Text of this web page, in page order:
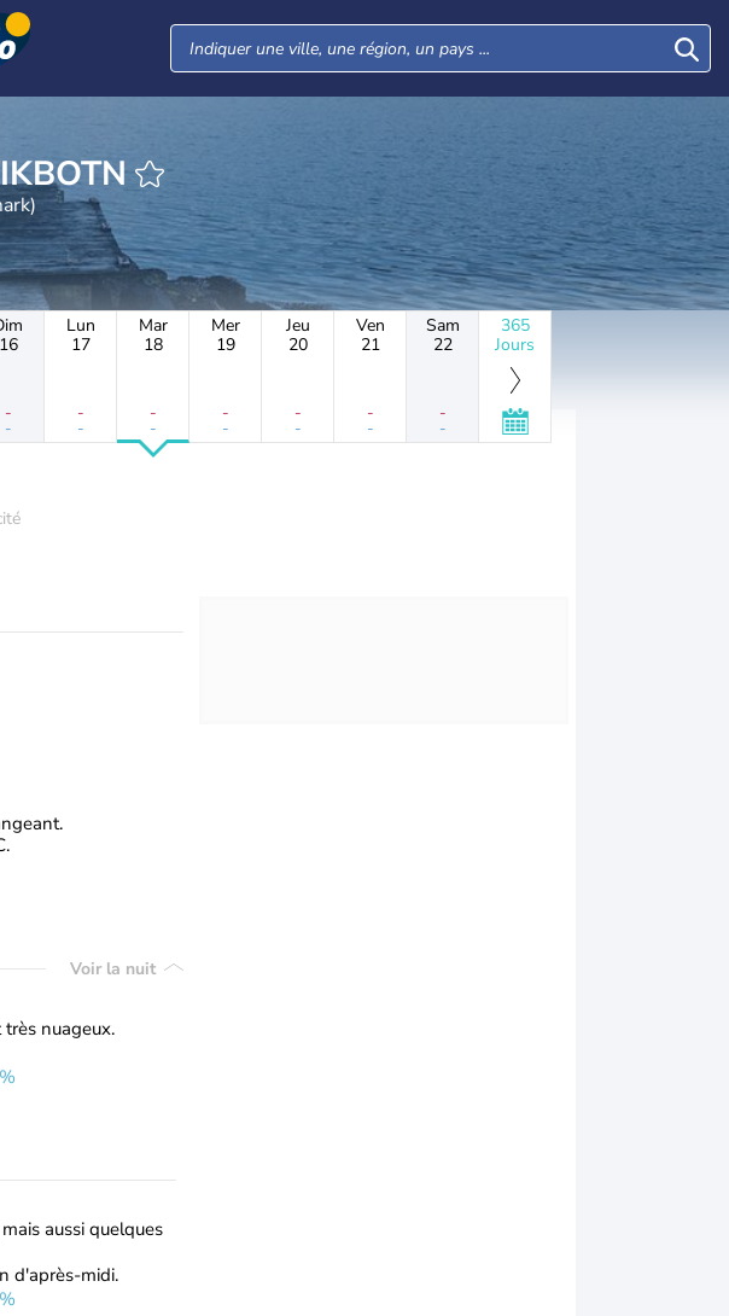
16
-
-
Lun
17
-
-
Mar
18
-
-
Mer
19
-
-
Jeu
20
-
-
Ven
21
-
-
Sam
22
-
-
365
Jours
Voir la nuit
nuageux.
aussi quelques
d'après-midi.